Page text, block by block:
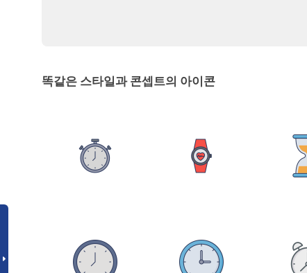
똑같은 스타일과 콘셉트의 아이콘